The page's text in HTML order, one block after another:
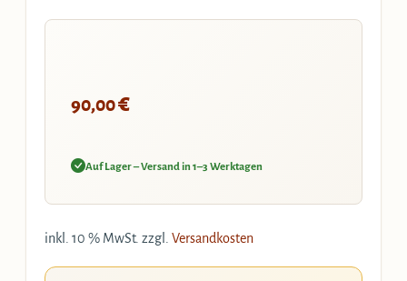
90,00€
Auf Lager – Versand in 1–3 Werktagen
inkl. 10 % MwSt. zzgl. Versandkosten